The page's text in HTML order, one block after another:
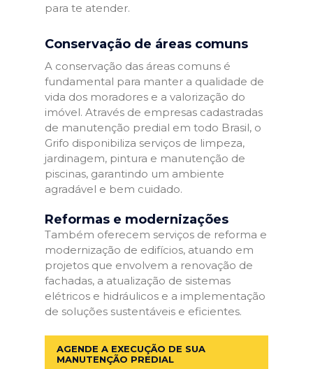
para te atender.
Conservação de áreas comuns
A conservação das áreas comuns é
fundamental para manter a qualidade de
vida dos moradores e a valorização do
imóvel. Através de empresas cadastradas
de manutenção predial em todo Brasil, o
Grifo disponibiliza serviços de limpeza,
jardinagem, pintura e manutenção de
piscinas, garantindo um ambiente
agradável e bem cuidado.
Reformas e modernizações
Também oferecem serviços de reforma e
modernização de edifícios, atuando em
projetos que envolvem a renovação de
fachadas, a atualização de sistemas
elétricos e hidráulicos e a implementação
de soluções sustentáveis e eficientes.
AGENDE A EXECUÇÃO DE SUA
MANUTENÇÃO PREDIAL